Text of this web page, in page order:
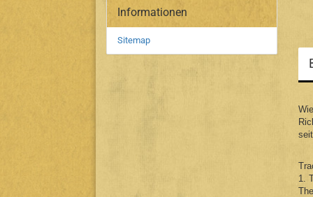
1.
Informationen
Sitemap